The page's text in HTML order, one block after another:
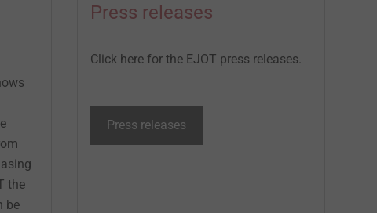
the
be
Press releases
Click here for the EJOT press releases.
Press releases